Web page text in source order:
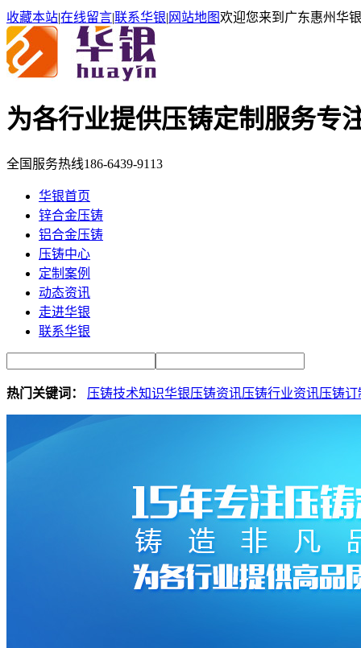
收藏本站|在线留言|联系华银| 网站地图欢迎您来到广东惠州华
为各行业提供压铸定制服务专
全国服务热线186-6439-9113
华银首页
锌合金压铸
铝合金压铸
压铸中心
定制案例
动态资讯
走进华银
联系华银
热门关键词： 压铸技术知识华银压铸资讯压铸行业资讯压铸